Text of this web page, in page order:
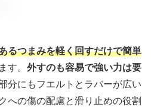
るつまみを軽く回すだけで簡単
す。 外すのも容易で強い力は要
分にもフエルトとラバーが広い
への傷の配慮と滑り止めの役割